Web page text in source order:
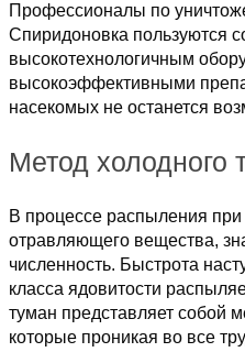
Профессионалы по
Спиридоновка пользуются
высокотехнологичным
высокоэффективными
насекомых не останется
Метод холодного
В процессе распыления
отравляющего вещества,
численность. Быстрота
класса ядовитости
туман представляет собой
которые проникая во все